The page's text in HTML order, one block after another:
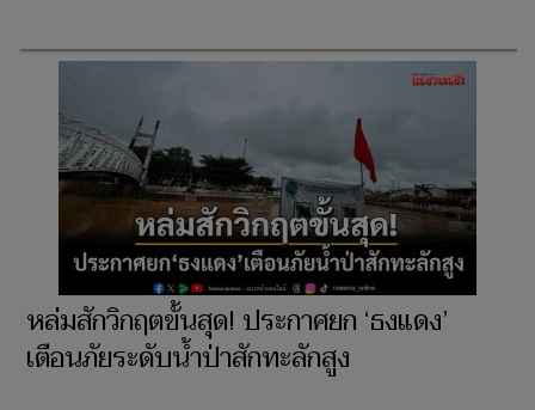
หล่มสักวิกฤตขั้นสุด! ประกาศยก ‘ธงแดง’
เตือนภัยระดับน้ำป่าสักทะลักสูง